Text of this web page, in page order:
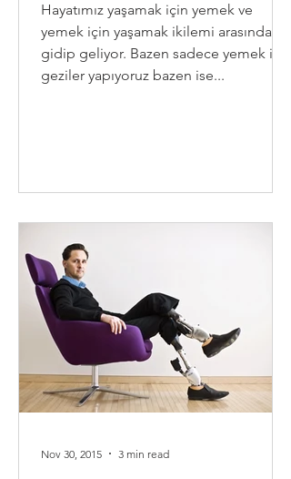
Hayatımız yaşamak için yemek ve
yemek için yaşamak ikilemi arasında
gidip geliyor. Bazen sadece yemek için
geziler yapıyoruz bazen ise...
Nov 30, 2015 3 min read